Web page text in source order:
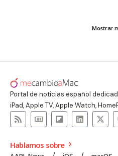
Mostrar
Portal de noticias español
iPad, Apple TV, Apple Watch,
Hablamos sobre